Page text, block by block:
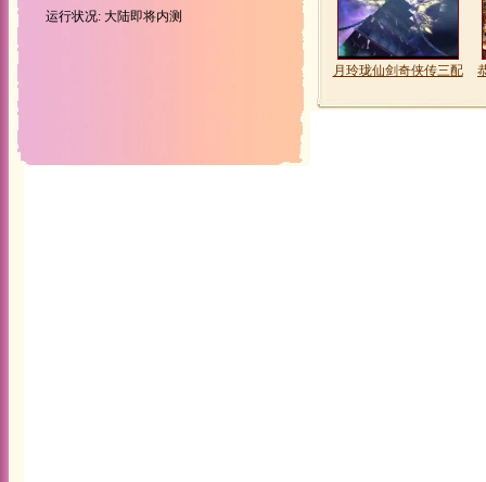
运行状况: 大陆即将内测
月玲珑仙剑奇侠传三配